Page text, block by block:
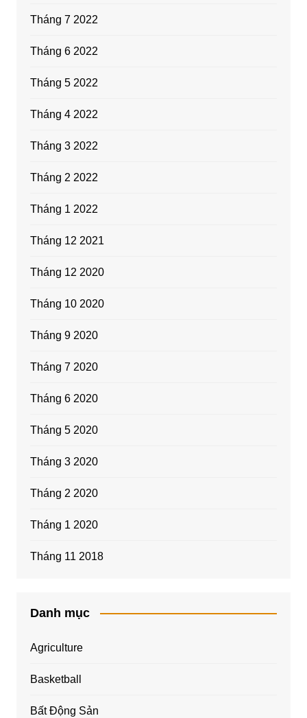
Tháng 7 2022
Tháng 6 2022
Tháng 5 2022
Tháng 4 2022
Tháng 3 2022
Tháng 2 2022
Tháng 1 2022
Tháng 12 2021
Tháng 12 2020
Tháng 10 2020
Tháng 9 2020
Tháng 7 2020
Tháng 6 2020
Tháng 5 2020
Tháng 3 2020
Tháng 2 2020
Tháng 1 2020
Tháng 11 2018
Danh mục
Agriculture
Basketball
Bất Động Sản